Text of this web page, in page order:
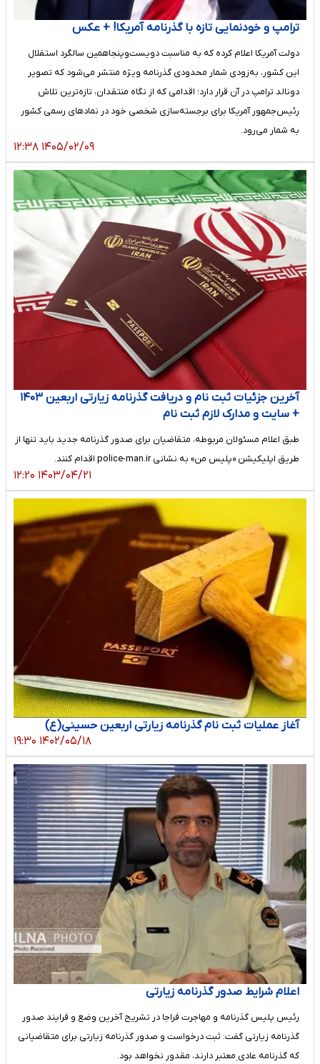
ترامپ و خودنمایی تازه با گذرنامه آمریکا! + عکس
️دولت آمریکا اعلام کرده که به مناسبت دویست‌وپنجاهمین سالگرد استقلال
این کشور، به‌زودی شمار محدودی گذرنامه ویژه منتشر می‌شود که تصویر
دونالد ترامپ در آن قرار دارد؛ اقدامی که از نگاه منتقدان، تازه‌ترین تلاش
رئیس‌جمهور آمریکا برای برجسته‌سازی شخصی خود در نمادهای رسمی کشور
به شمار می‌رود.
۱۴۰۵/۰۲/۰۹ ۱۲:۳۸
آخرین جزئیات ثبت نام و دریافت گذرنامه زیارتی اربعین ۱۴۰۳
+ سایت و مدارک لازم ثبت نام
طبق اعلام مسئولان مربوطه، متقاضیان برای صدور گذرنامه جدید باید تنها از
طریق اپلیکیشن «پلیس من» به نشانی police-man.ir اقدام کنند.
۱۴۰۳/۰۴/۲۱ ۱۲:۲۰
آغاز عملیات ثبت نام گذرنامه زیارتی اربعین حسینی(ع)
۱۴۰۲/۰۵/۱۸ ۱۹:۳۰
اعلام شرایط صدور گذرنامه زیارتی
رئیس پلیس گذرنامه و مهاجرت فراجا در تشریح آخرین وضع و فرایند صدور
گذرنامه زیارتی گفت: ثبت درخواست و صدور گذرنامه زیارتی برای متقاضیانی
که گذرنامه عادی ِمعتبر دارند، مقدور نخواهد بود.